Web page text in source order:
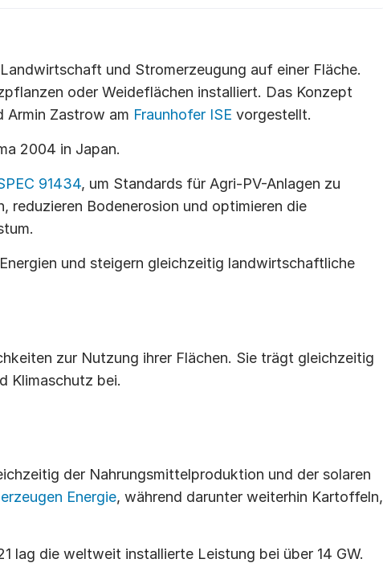
und Stromerzeugung auf einer Fläche.
oder Weideflächen installiert. Das Konzept
Armin Zastrow am Fraunhofer ISE vorgestellt.
2004 in Japan.
91434, um Standards für Agri-PV-Anlagen zu
reduzieren Bodenerosion und optimieren die
und steigern gleichzeitig landwirtschaftliche
zur Nutzung ihrer Flächen. Sie trägt gleichzeitig
Klimaschutz bei.
der Nahrungsmittelproduktion und der solaren
Energie, während darunter weiterhin Kartoffeln,
lag die weltweit installierte Leistung bei über 14 GW.